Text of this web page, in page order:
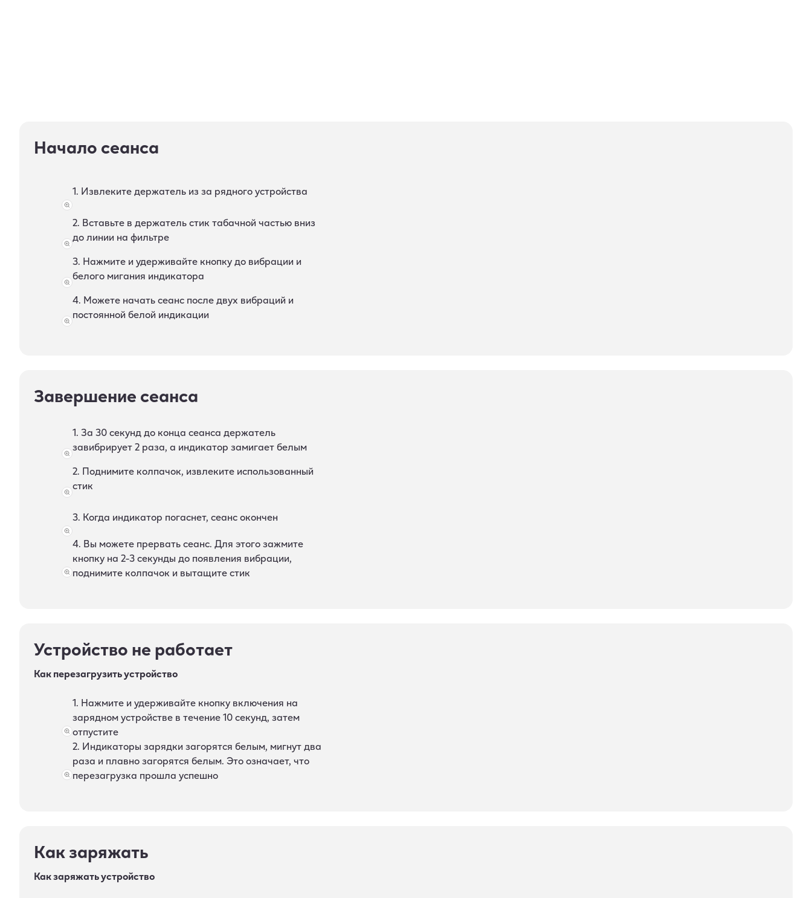
Начало сеанса
1. Извлеките держатель из за рядного устройства
2. Вставьте в держатель стик табачной частью вниз
до линии на фильтре
3. Нажмите и удерживайте кнопку до вибрации и
белого мигания индикатора
4. Можете начать сеанс после двух вибраций и
постоянной белой индикации
Завершение сеанса
1. За 30 секунд до конца сеанса держатель
завибрирует 2 раза, а индикатор замигает белым
2. Поднимите колпачок, извлеките использованный
стик
3. Когда индикатор погаснет, сеанс окончен
4. Вы можете прервать сеанс. Для этого зажмите
кнопку на 2-3 секунды до появления вибрации,
поднимите колпачок и вытащите стик
Устройство не работает
Как перезагрузить устройство
1. Нажмите и удерживайте кнопку включения на
зарядном устройстве в течение 10 секунд, затем
отпустите
2. Индикаторы зарядки загорятся белым, мигнут два
раза и плавно загорятся белым. Это означает, что
перезагрузка прошла успешно
Как заряжать
Как заряжать устройство